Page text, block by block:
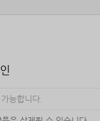
능합니다.